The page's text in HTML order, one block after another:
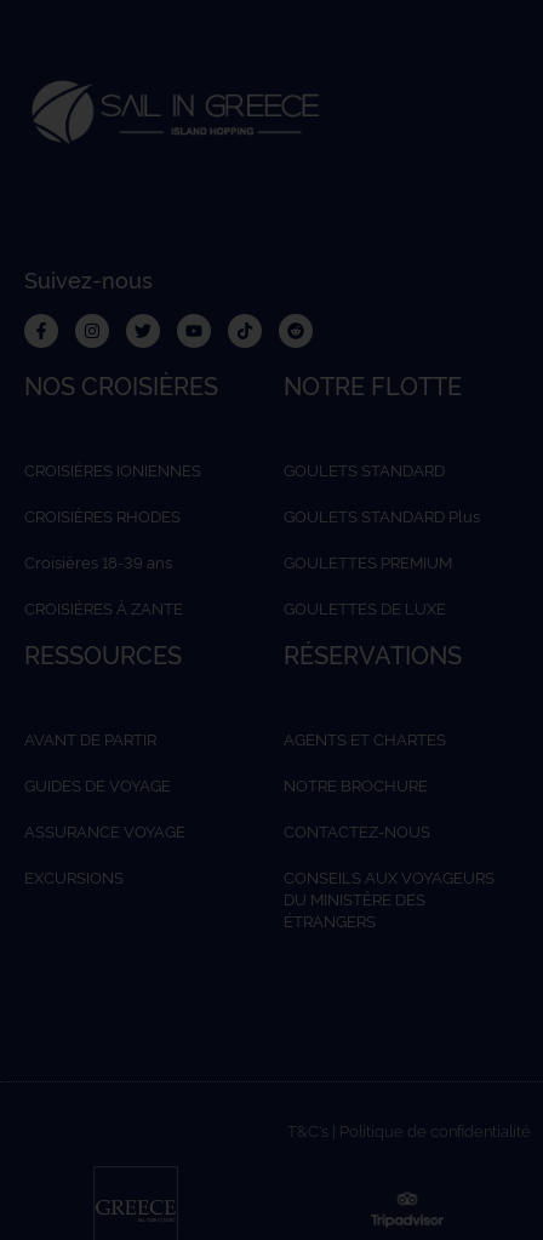
Suivez-nous
NOS CROISIÈRES
CROISIÈRES IONIENNES
CROISIÈRES RHODES
Croisières 18-39 ans
CROISIÈRES À ZANTE
NOTRE FLOTTE
GOULETS STANDARD
GOULETS STANDARD Plus
GOULETTES PREMIUM
GOULETTES DE LUXE
RESSOURCES
AVANT DE PARTIR
GUIDES DE VOYAGE
ASSURANCE VOYAGE
EXCURSIONS
RÉSERVATIONS
AGENTS ET CHARTES
NOTRE BROCHURE
CONTACTEZ-NOUS
CONSEILS AUX VOYAGEURS
DU MINISTÈRE DES
ÉTRANGERS
T&C's | Politique de confidentialité